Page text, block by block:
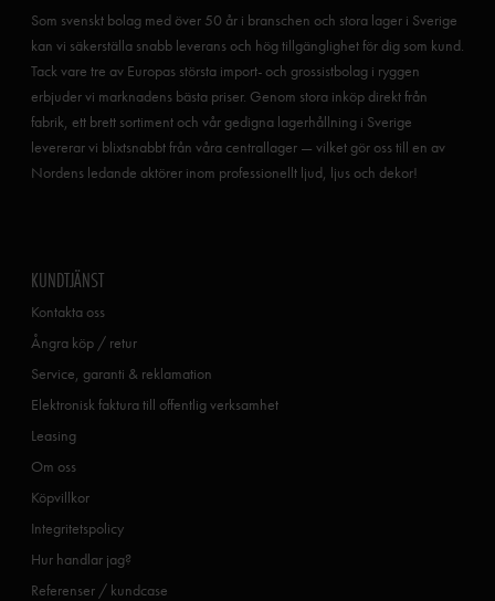
Som svenskt bolag med över 50 år i branschen och stora lager i Sverige
kan vi säkerställa snabb leverans och hög tillgänglighet för dig som kund.
Tack vare tre av Europas största import- och grossistbolag i ryggen
erbjuder vi marknadens bästa priser. Genom stora inköp direkt från
fabrik, ett brett sortiment och vår gedigna lagerhållning i Sverige
levererar vi blixtsnabbt från våra centrallager — vilket gör oss till en av
Nordens ledande aktörer inom professionellt ljud, ljus och dekor!
KUNDTJÄNST
Kontakta oss
Ångra köp / retur
Service, garanti & reklamation
Elektronisk faktura till offentlig verksamhet
Leasing
Om oss
Köpvillkor
Integritetspolicy
Hur handlar jag?
Referenser / kundcase